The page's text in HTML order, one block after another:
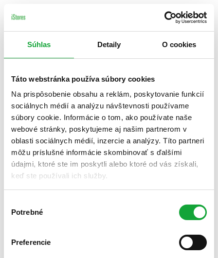
Súhlas Detaily O cookies
Táto webstránka používa súbory cookies
Na prispôsobenie obsahu a reklám, poskytovanie funkcií
sociálnych médií a analýzu návštevnosti používame
súbory cookie. Informácie o tom, ako používate naše
webové stránky, poskytujeme aj našim partnerom v
oblasti sociálnych médií, inzercie a analýzy. Títo partneri
môžu príslušné informácie skombinovať s ďalšími
údajmi, ktoré ste im poskytli alebo ktoré od vás získali,
keď ste používali ich služby.
súhlasu
Potrebné
Preferencie